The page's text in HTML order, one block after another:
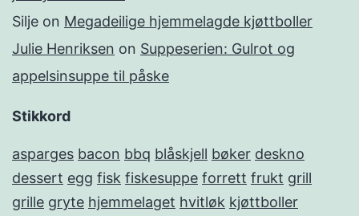
Silje on Megadeilige hjemmelagde kjøttboller
Julie Henriksen on Suppeserien: Gulrot og
appelsinsuppe til påske
Stikkord
asparges bacon bbq blåskjell bøker deskno
dessert egg fisk fiskesuppe forrett frukt grill
grille gryte hjemmelaget hvitløk kjøttboller